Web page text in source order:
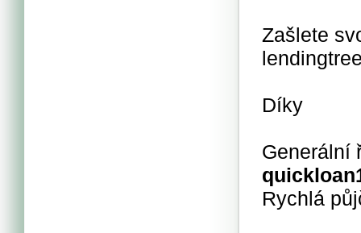
Zašlete
Díky
Generální
quickloan
Rychlá